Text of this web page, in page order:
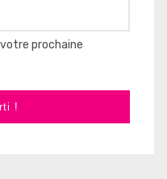
prochaine
!